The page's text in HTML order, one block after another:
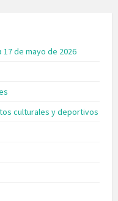
17 de mayo de 2026
culturales y deportivos